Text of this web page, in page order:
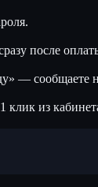
после
—
клик из